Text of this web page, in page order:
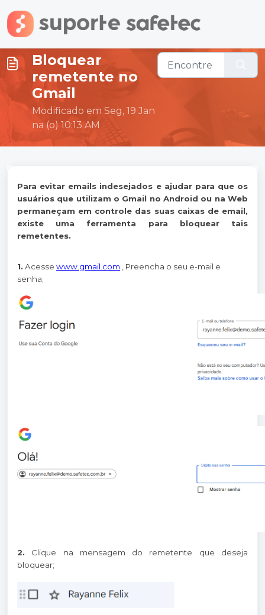
Ir para o conteúdo principal
Bloquear
remetente no
Gmail
Modificado em Seg, 19 Jan
na (o) 10:13 AM
Para evitar emails indesejados e ajudar para que os
usuários que utilizam o Gmail no Android ou na Web
permaneçam em controle das suas caixas de email,
existe uma ferramenta para bloquear tais
remetentes.
1. Acesse www.gmail.com , Preencha o seu e-mail e
senha;
2. Clique na mensagem do remetente que deseja
bloquear;